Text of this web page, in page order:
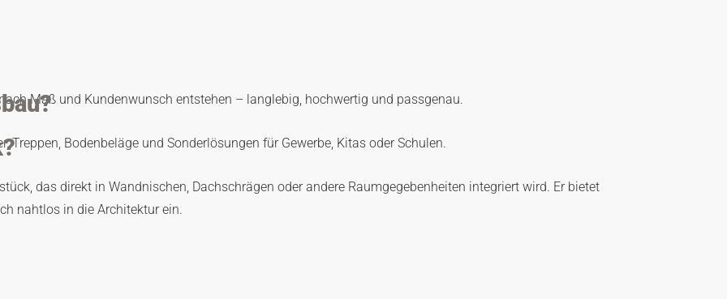
Maß und Kundenwunsch entstehen – langlebig, hochwertig und passgenau.
Treppen, Bodenbeläge und Sonderlösungen für Gewerbe, Kitas oder Schulen.
das direkt in Wandnischen, Dachschrägen oder andere Raumgegebenheiten integriert wird. Er bietet
nahtlos in die Architektur ein.